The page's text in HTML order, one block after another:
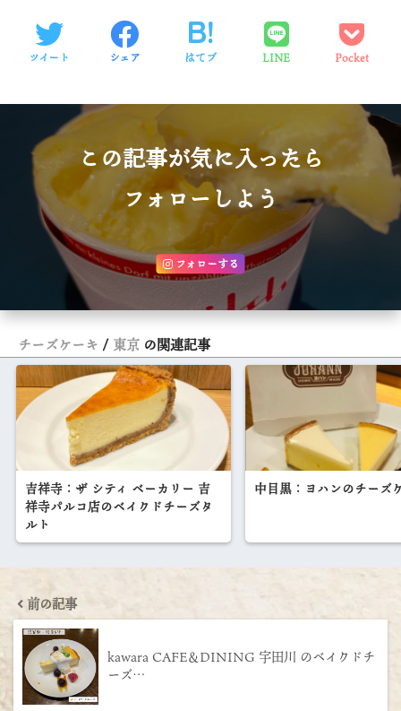
ツイート シェア はてブ LINE Pocket
この記事が気に入ったら
フォローしよう
フォローする
チーズケーキ 東京 の関連記事
吉祥寺：ザ シティ ベーカリー 吉
祥寺パルコ店のベイクドチーズタ
ルト
中目黒：ヨハンのチーズ
前の記事
kawara CAFE＆DINING 宇田川 のベイクドチ
ーズ…